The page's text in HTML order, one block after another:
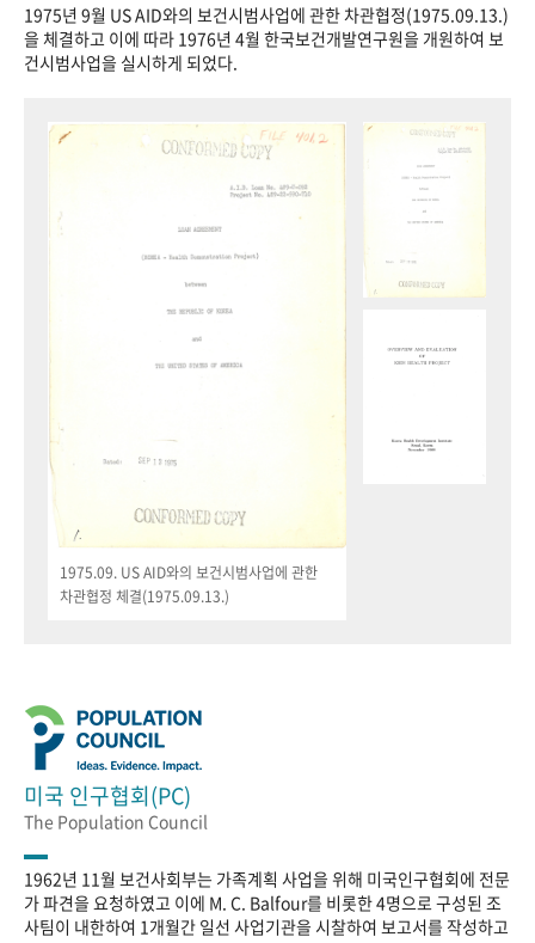
1975년 9월 US AID와의 보건시범사업에 관한 차관협정(1975.09.13.)
을 체결하고 이에 따라 1976년 4월 한국보건개발연구원을 개원하여 보
건시범사업을 실시하게 되었다.
1975.09. US AID와의 보건시범사업에 관한
차관협정 체결(1975.09.13.)
미국 인구협회(PC)
The Population Council
1962년 11월 보건사회부는 가족계획 사업을 위해 미국인구협회에 전문
가 파견을 요청하였고 이에 M. C. Balfour를 비롯한 4명으로 구성된 조
사팀이 내한하여 1개월간 일선 사업기관을 시찰하여 보고서를 작성하고